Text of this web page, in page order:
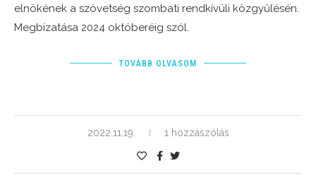
elnökének a szövetség szombati rendkívüli közgyűlésén.
Megbízatása 2024 októberéig szól.
TOVÁBB OLVASOM
2022.11.19. 1 hozzászólás